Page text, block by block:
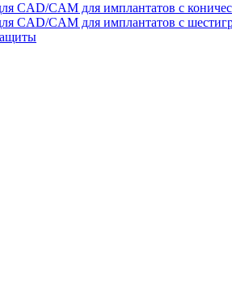
CAD/CAM для имплантатов с
CAD/CAM для имплантатов с